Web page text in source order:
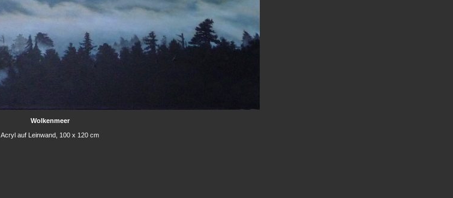
Wolkenmeer
Acryl auf Leinwand, 100 x 120 cm